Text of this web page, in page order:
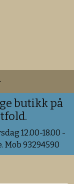
butikk på
12.00-18.00 -
Mob 93294590